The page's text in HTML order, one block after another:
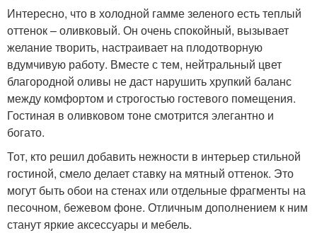
Интересно, что в холодной гамме зеленого есть теплый
оттенок – оливковый. Он очень спокойный, вызывает
желание творить, настраивает на плодотворную
вдумчивую работу. Вместе с тем, нейтральный цвет
благородной оливы не даст нарушить хрупкий баланс
между комфортом и строгостью гостевого помещения.
Гостиная в оливковом тоне смотрится элегантно и
богато.
Тот, кто решил добавить нежности в интерьер стильной
гостиной, смело делает ставку на мятный оттенок. Это
могут быть обои на стенах или отдельные фрагменты на
песочном, бежевом фоне. Отличным дополнением к ним
станут яркие аксессуары и мебель.